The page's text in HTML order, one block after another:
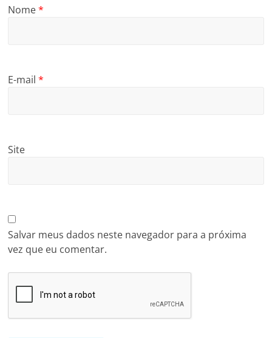
Nome*
E-mail*
Site
Salvar meus dados neste navegador para a próxima
vez que eu comentar.